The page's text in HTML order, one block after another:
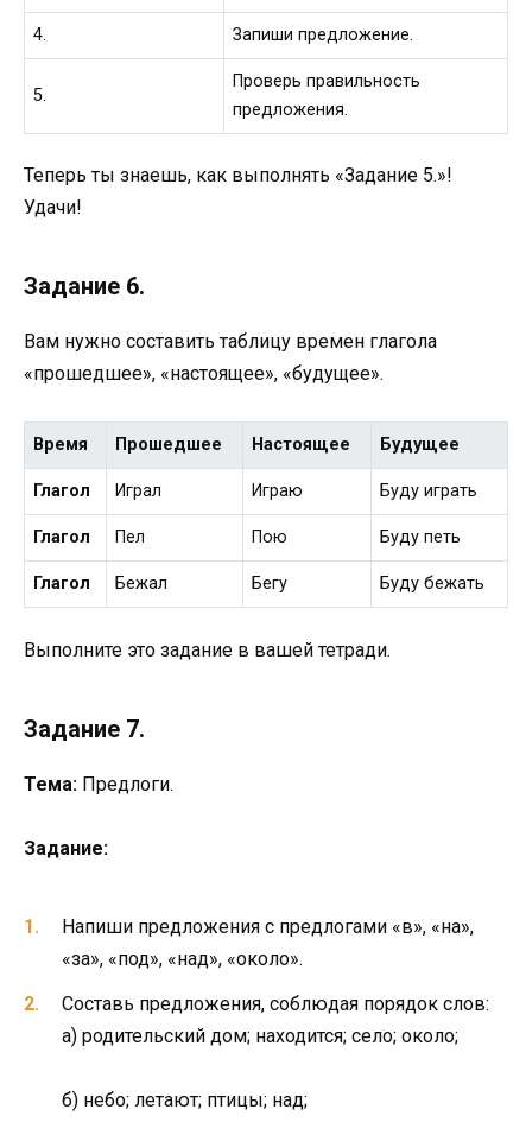
4. Запиши предложение.
5.
Проверь правильность
предложения.
Теперь ты знаешь, как выполнять «Задание 5.»!
Удачи!
Задание 6.
Вам нужно составить таблицу времен глагола
«прошедшее», «настоящее», «будущее».
Время Прошедшее Настоящее Будущее
Глагол Играл Играю Буду играть
Глагол Пел Пою Буду петь
Глагол Бежал Бегу Буду бежать
Выполните это задание в вашей тетради.
Задание 7.
Тема: Предлоги.
Задание:
Напиши предложения с предлогами «в», «на»,
«за», «под», «над», «около».
Составь предложения, соблюдая порядок слов:
а) родительский дом; находится; село; около;
б) небо; летают; птицы; над;